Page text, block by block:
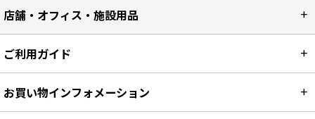
店舗・オフィス・施設用品
ご利用ガイド
お買い物インフォメーション